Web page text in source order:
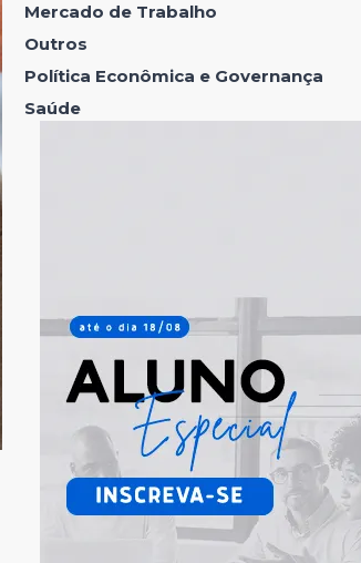
Mercado de Trabalho
Outros
Política Econômica e Governança
Saúde